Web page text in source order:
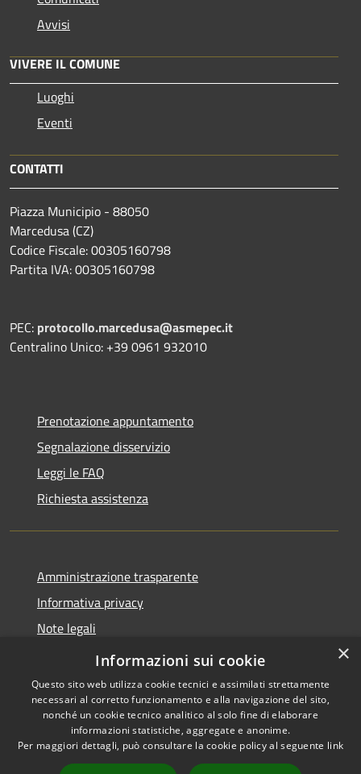
Avvisi
VIVERE IL COMUNE
Luoghi
Eventi
CONTATTI
Piazza Municipio - 88050
Marcedusa (CZ)
Codice Fiscale: 00305160798
Partita IVA: 00305160798
PEC: protocollo.marcedusa@asmepec.it
Centralino Unico: +39 0961 932010
Prenotazione appuntamento
Segnalazione disservizio
Leggi le FAQ
Richiesta assistenza
Amministrazione trasparente
Informativa privacy
Note legali
Dichiarazione di accessibilità
Accessibilità
Copyright © 2026 • Comune di
Marcedusa • Powered by
×
Informazioni sui cookie
Questo sito web utilizza cookie tecnici e assimilati strettamente
necessari al corretto funzionamento e alla navigazione del sito,
nonché un cookie tecnico analitico al solo fine di elaborare
informazioni statistiche, aggregate e anonime.
Per maggiori dettagli, può consultare la cookie policy al seguente link